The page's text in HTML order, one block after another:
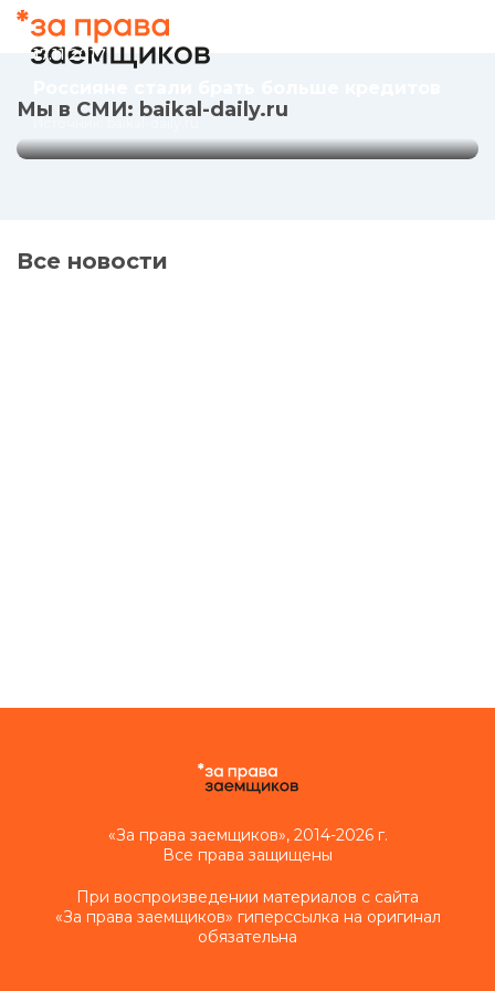
Мы в СМИ: baikal-daily.ru
Источник: baikal-daily.ru
17.11.2017
Все новости
«За права заемщиков», 2014-2026 г.
Все права защищены
При воспроизведении материалов с сайта
«За права заемщиков» гиперссылка на оригинал
обязательна